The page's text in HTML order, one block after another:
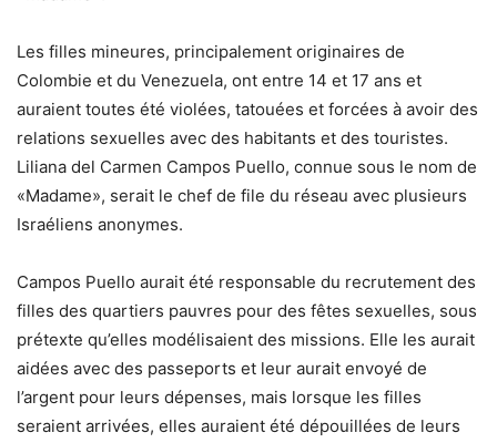
Les filles mineures, principalement originaires de
Colombie et du Venezuela, ont entre 14 et 17 ans et
auraient toutes été violées, tatouées et forcées à avoir des
relations sexuelles avec des habitants et des touristes.
Liliana del Carmen Campos Puello, connue sous le nom de
«Madame», serait le chef de file du réseau avec plusieurs
Israéliens anonymes.
Campos Puello aurait été responsable du recrutement des
filles des quartiers pauvres pour des fêtes sexuelles, sous
prétexte qu’elles modélisaient des missions. Elle les aurait
aidées avec des passeports et leur aurait envoyé de
l’argent pour leurs dépenses, mais lorsque les filles
seraient arrivées, elles auraient été dépouillées de leurs